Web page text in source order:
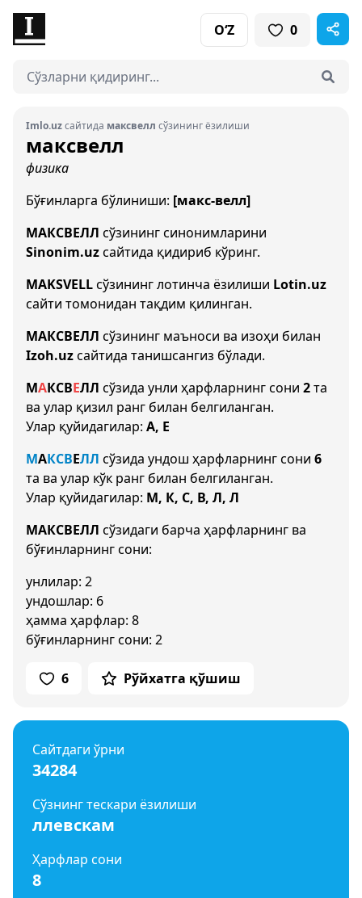
O‘Z 0
Imlo.uzсайтида максвелл сўзининг ёзилиши
максвелл
физика
Бўғинларга бўлиниши: [макс-велл]
МАКСВЕЛЛ сўзининг синонимларини
Sinonim.uzсайтида қидириб кўринг.
MAKSVELLсўзининг лотинча ёзилиши Lotin.uz
сайти томонидан тақдим қилинган.
МАКСВЕЛЛ сўзининг маъноси ва изоҳи билан
Izoh.uzсайтида танишсангиз бўлади.
МАКСВЕЛЛ сўзида унли ҳарфларнинг сони 2та
ва улар қизил ранг билан белгиланган.
Улар қуйидагилар: А, Е
МАКСВЕЛЛ сўзида ундош ҳарфларнинг сони 6
та ва улар кўк ранг билан белгиланган.
Улар қуйидагилар: М, К, С, В, Л, Л
МАКСВЕЛЛ сўзидаги барча ҳарфларнинг ва
бўғинларнинг сони:
унлилар: 2
ундошлар: 6
ҳамма ҳарфлар: 8
бўғинларнинг сони: 2
6 Рўйхатга қўшиш
Сайтдаги ўрни
34284
Сўзнинг тескари ёзилиши
ллевскам
Ҳарфлар сони
8